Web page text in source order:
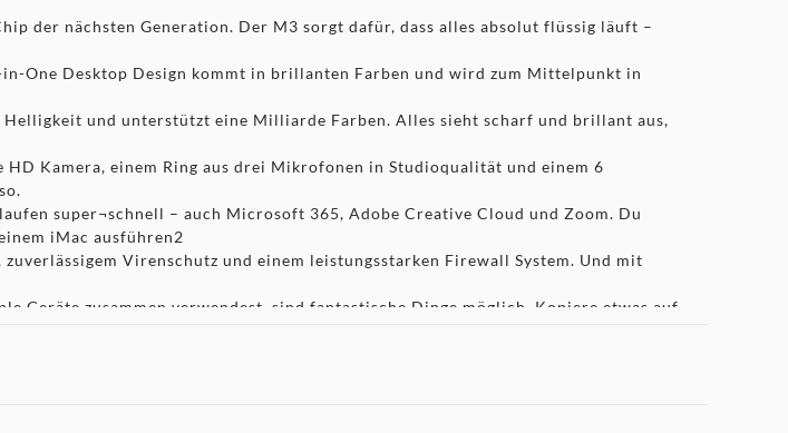
der nächsten Generation. Der M3 sorgt dafür, dass alles absolut flüssig läuft –
in-One Desktop Design kommt in brillanten Farben und wird zum Mittelpunkt in
Helligkeit und unterstützt eine Milliarde Farben. Alles sieht scharf und brillant aus,
HD Kamera, einem Ring aus drei Mikrofonen in Studioqualität und einem 6
super¬schnell – auch Microsoft 365, Adobe Creative Cloud und Zoom. Du
iMac ausführen2
zuverlässigem Virenschutz und einem leistungsstarken Firewall System. Und mit
Geräte zusammen verwendest, sind fantastische Dinge möglich. Kopiere etwas auf
und einem farblich passenden Magic Keyboard.